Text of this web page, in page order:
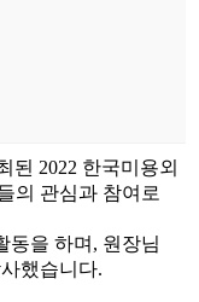
된 2022 한국미용외
의 관심과 참여로
동을 하며, 원장님
했습니다.